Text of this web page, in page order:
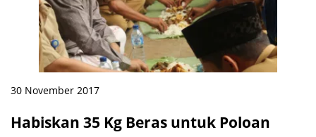
30 November 2017
Habiskan 35 Kg Beras untuk Poloan